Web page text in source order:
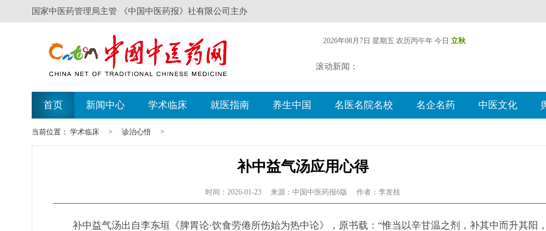
国家中医药管理局主管 《中国中医药报》社有限公司主办
2026年08月7日 星期五 农历丙午年 今日 立秋
滚动新闻：
首页 新闻中心 学术临床 就医指南 养生中国 名医名院名校 名企名药 中医文化
当前位置： 学术临床 > 诊治心悟 >
补中益气汤应用心得
时间：2026-01-23 来源：中国中医药报6版 作者：李发枝
补中益气汤出自李东垣《脾胃论·饮食劳倦所伤始为热中论》，原书载：“惟当以辛甘温之剂，补其中而升其阳，